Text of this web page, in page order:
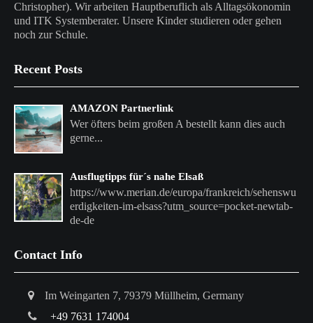
Christopher). Wir arbeiten Hauptberuflich als Alltagsökonomin
und ITK Systemberater. Unsere Kinder studieren oder gehen
noch zur Schule.
Recent Posts
AMAZON Partnerlink
Wer öfters beim großen A bestellt kann dies auch
gerne...
Ausflugtipps für´s nahe Elsaß
https://www.merian.de/europa/frankreich/sehenswu
erdigkeiten-im-elsass?utm_source=pocket-newtab-
de-de
Contact Info
Im Weingarten 7, 79379 Müllheim, Germany
+49 7631 174004